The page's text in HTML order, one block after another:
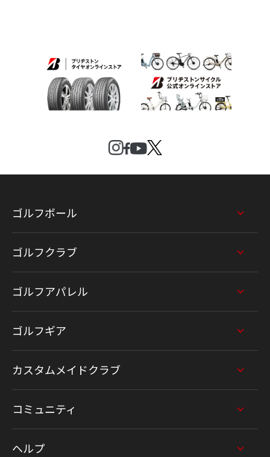
ゴルフボール
ゴルフクラブ
ゴルフアパレル
ゴルフギア
カスタムメイドクラブ
コミュニティ
ヘルプ